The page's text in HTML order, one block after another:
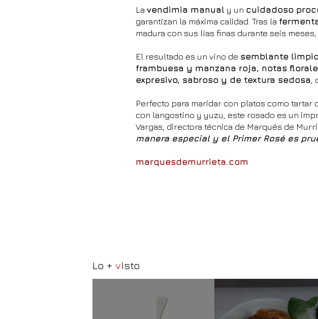
La vendimia manual y un cuidadoso
garantizan la máxima calidad. Tras la
madura con sus lías finas durante seis
El resultado es un vino de semblante
frambuesa y manzana roja, notas
expresivo, sabroso y de textura sedosa,
Perfecto para maridar con platos como
con langostino y yuzu, este rosado es un
Vargas, directora técnica de Marqués de
manera especial y el Primer Rosé es
marquesdemurrieta.com
Lo + visto